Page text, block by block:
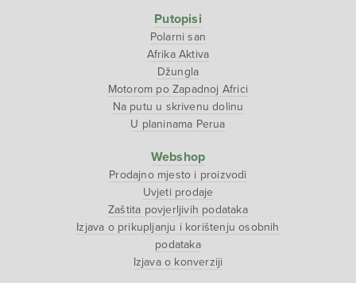
Putopisi
Polarni san
Afrika Aktiva
Džungla
Motorom po Zapadnoj Africi
Na putu u skrivenu dolinu
U planinama Perua
Webshop
Prodajno mjesto i proizvodi
Uvjeti prodaje
Zaštita povjerljivih podataka
Izjava o prikupljanju i korištenju osobnih
podataka
Izjava o konverziji